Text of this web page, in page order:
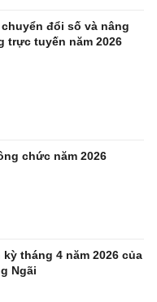
đổi số và nâng
trực tuyến năm 2026
chức năm 2026
tháng 4 năm 2026 của
Ngãi